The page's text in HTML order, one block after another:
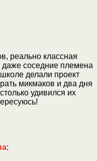
реально классная
даже соседние племена
делали проект
микмаков и два дня
удивился их
: